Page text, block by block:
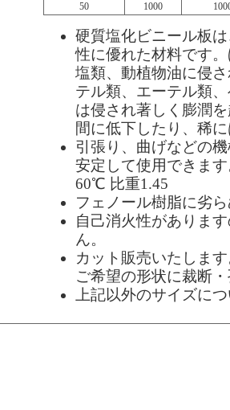
50
1000
硬質塩化ビニール板
性に優れた材料です
塩類、動植物油に侵
テル類、エーテル類
は侵され著しく膨潤
間に低下したり、稀
引張り、曲げなどの
安定して使用できま
60℃ 比重1.45
フェノール樹脂に劣
自己消火性がありま
ん。
カット販売いたしま
ご希望の形状に裁断
上記以外のサイズに